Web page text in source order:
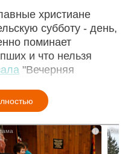
христиане
субботу - день,
поминает
и что нельзя
"Вечерняя